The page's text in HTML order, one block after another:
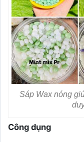
Sáp Wax nóng
Công dụng